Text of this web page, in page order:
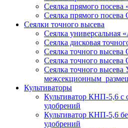
Сеялка прямого
Сеялка прямого
Сеялки точного высева
Сеялка универсальная
Сеялка дисковая
Сеялка точного
Сеялка точного
Сеялка точного
межсекционным
Культиваторы
Культиватор КНП-5,6 с
удобрений
Культиватор КНП-5,6
удобрений